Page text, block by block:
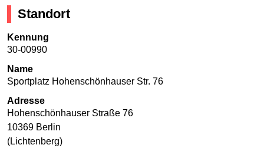
Standort
Kennung
30-00990
Name
Sportplatz Hohenschönhauser Str. 76
Adresse
Hohenschönhauser Straße 76
10369 Berlin
(Lichtenberg)